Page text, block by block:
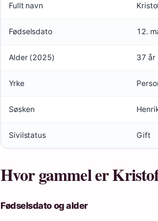
Fullt navn
Fødselsdato 12.
Alder (2025) 37 år
Yrke
Søsken
Sivilstatus Gift
Hvor gammel er
Fødselsdato og alder